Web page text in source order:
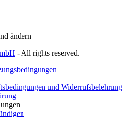
ändern
- All rights reserved.
und Widerrufsbelehrung